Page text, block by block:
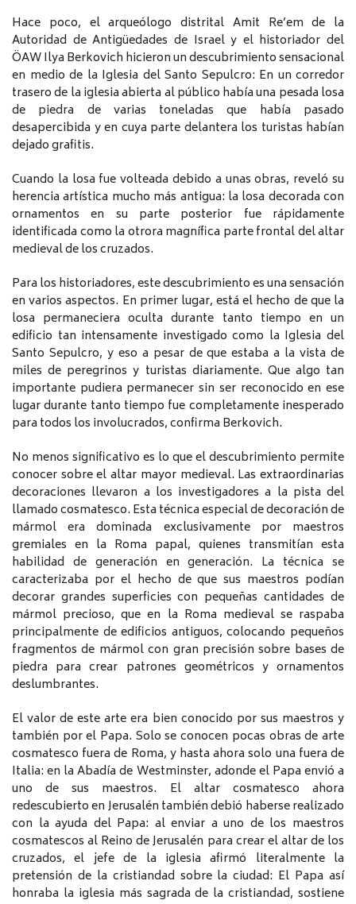
Hace poco, el arqueólogo distrital Amit Re’em de la
Autoridad de Antigüedades de Israel y el historiador del
ÖAW Ilya Berkovich hicieron un descubrimiento sensacional
en medio de la Iglesia del Santo Sepulcro: En un corredor
trasero de la iglesia abierta al público había una pesada losa
de piedra de varias toneladas que había pasado
desapercibida y en cuya parte delantera los turistas habían
dejado grafitis.
Cuando la losa fue volteada debido a unas obras, reveló su
herencia artística mucho más antigua: la losa decorada con
ornamentos en su parte posterior fue rápidamente
identificada como la otrora magnífica parte frontal del altar
medieval de los cruzados.
Para los historiadores, este descubrimiento es una sensación
en varios aspectos. En primer lugar, está el hecho de que la
losa permaneciera oculta durante tanto tiempo en un
edificio tan intensamente investigado como la Iglesia del
Santo Sepulcro, y eso a pesar de que estaba a la vista de
miles de peregrinos y turistas diariamente. Que algo tan
importante pudiera permanecer sin ser reconocido en ese
lugar durante tanto tiempo fue completamente inesperado
para todos los involucrados, confirma Berkovich.
No menos significativo es lo que el descubrimiento permite
conocer sobre el altar mayor medieval. Las extraordinarias
decoraciones llevaron a los investigadores a la pista del
llamado cosmatesco. Esta técnica especial de decoración de
mármol era dominada exclusivamente por maestros
gremiales en la Roma papal, quienes transmitían esta
habilidad de generación en generación. La técnica se
caracterizaba por el hecho de que sus maestros podían
decorar grandes superficies con pequeñas cantidades de
mármol precioso, que en la Roma medieval se raspaba
principalmente de edificios antiguos, colocando pequeños
fragmentos de mármol con gran precisión sobre bases de
piedra para crear patrones geométricos y ornamentos
deslumbrantes.
El valor de este arte era bien conocido por sus maestros y
también por el Papa. Solo se conocen pocas obras de arte
cosmatesco fuera de Roma, y hasta ahora solo una fuera de
Italia: en la Abadía de Westminster, adonde el Papa envió a
uno de sus maestros. El altar cosmatesco ahora
redescubierto en Jerusalén también debió haberse realizado
con la ayuda del Papa: al enviar a uno de los maestros
cosmatescos al Reino de Jerusalén para crear el altar de los
cruzados, el jefe de la iglesia afirmó literalmente la
pretensión de la cristiandad sobre la ciudad: El Papa así
honraba la iglesia más sagrada de la cristiandad, sostiene